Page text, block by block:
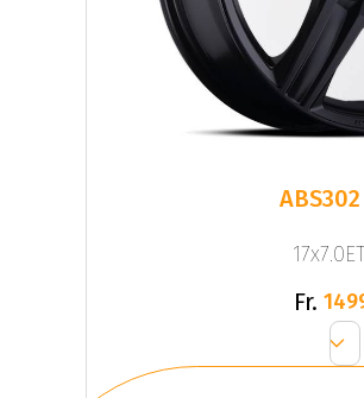
Fr.